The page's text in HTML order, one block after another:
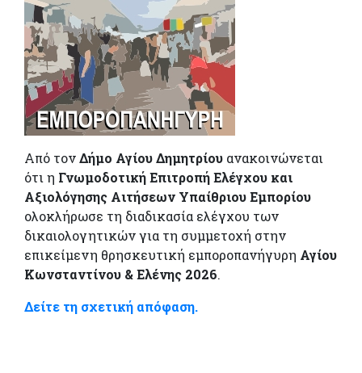
Από τονΔήμο Αγίου Δημητρίου ανακοινώνεται
ότι η Γνωμοδοτική Επιτροπή Ελέγχου και
Αξιολόγησης Αιτήσεων Υπαίθριου Εμπορίου
ολοκλήρωσε τη διαδικασία ελέγχου των
δικαιολογητικών για τη συμμετοχή στην
επικείμενη θρησκευτική εμποροπανήγυρη Αγίου
Κωνσταντίνου & Ελένης 2026.
Δείτε τη σχετική απόφαση.